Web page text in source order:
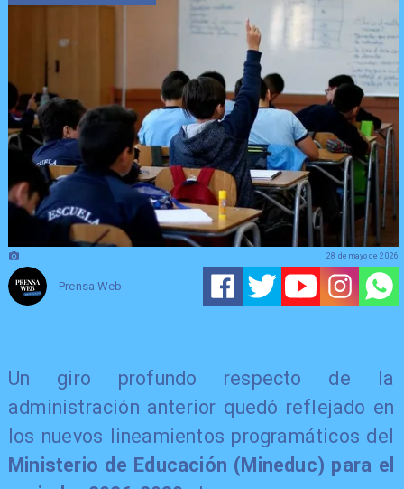
Prensa Web
28 de mayo de 2026
Un giro profundo respecto de la
administración anterior quedó reflejado en
los nuevos lineamientos programáticos del
Ministerio de Educación (Mineduc) para el